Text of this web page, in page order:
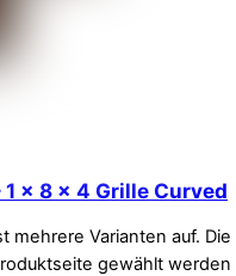
1 x 8 x 4 Grille Curved
mehrere Varianten auf. Die
gewählt werden